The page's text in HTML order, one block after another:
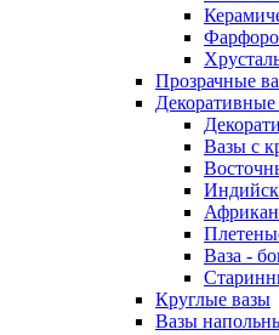
Прозрачные
Декоративные
Вазы с
Ваза -
Круглые вазы
Вазы